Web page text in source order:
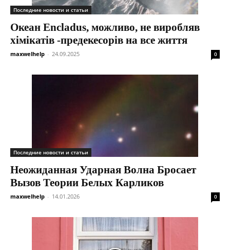
Последние новости и статьи
Океан Encladus, можливо, не виробляв
хімікатів -предекесорів на все життя
maxwelhelp - 24.09.2025 0
Последние новости и статьи
Неожиданная Ударная Волна Бросает
Вызов Теории Белых Карликов
maxwelhelp - 14.01.2026 0